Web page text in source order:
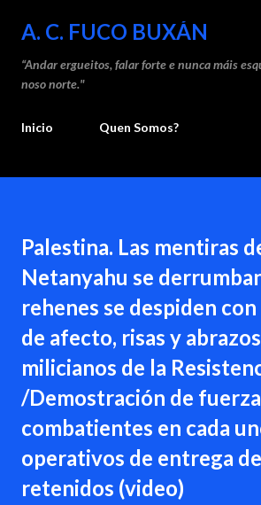
A. C. FUCO BUXÁN
“Andar ergueitos, falar forte e nunca máis
noso norte."
Inicio Quen Somos?
Palestina. Las mentiras
Netanyahu se
rehenes se despiden
de afecto, risas y
milicianos de la
/Demostración de
combatientes en cada
operativos de entrega
retenidos (video)